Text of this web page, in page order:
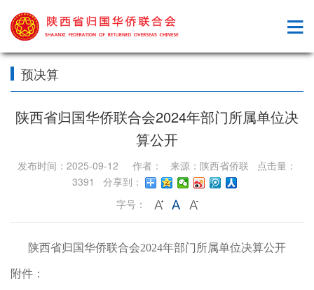
预决算
陕西省归国华侨联合会2024年部门所属单位决
算公开
发布时间：2025-09-12 作者： 来源：陕西省侨联 点击量：
3391 分享到：
字号：
陕西省归国华侨联合会2024年部门所属单位决算公开
附件：